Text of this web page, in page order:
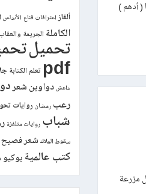
، بدأ بها ( أدهم )
داخل مزرعة
ألغاز اعترافات قناع الأندلس
الكاملة الجريمة والعقاب
تحميل
pdf تعلم الكتابة
داعش دواوين شعر
رعب رمضان روايات
شباب روايات متلفزة
سقوط الملاك شعر فصيح
كتب عالمية يوكيو